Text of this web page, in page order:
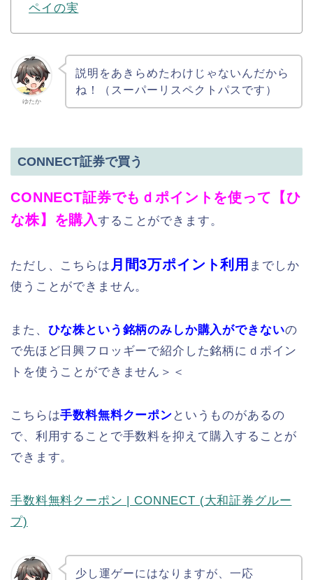
ペイの実
ゆたか
説明をあきらめたわけじゃないんだから
ね！（スーパーリスペクトパスです）
CONNECT証券で買う
CONNECT証券でもｄポイントを使って【ひ
な株】を購入することができます。
ただし、こちらは 月間3万ポイント利用 までしか
使うことができません。
また、 ひな株という銘柄のみしか購入ができないの
で先ほど日興フロッギーで紹介した銘柄にｄポイン
トを使うことができません＞＜
こちらは手数料無料クーポン というものがあるの
で、利用することで手数料を抑えて購入することが
できます。
手数料無料クーポン | CONNECT (大和証券グルー
プ)
少し運ゲーにはなりますが、一応